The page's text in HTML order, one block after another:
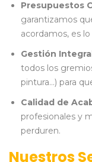
Presupuestos
garantizamos
acordamos, es
Gestión
todos los
pintura…) para
Calidad de
profesionales y
perduren.
Nuestros